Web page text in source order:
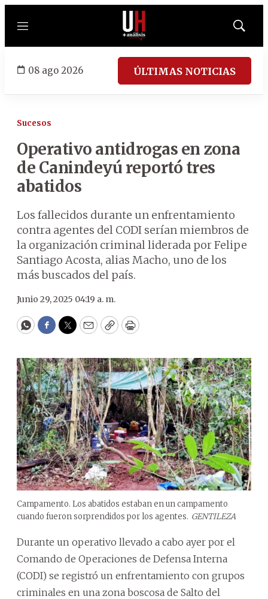
Menú
Mostrar
08 ago 2026 ÚLTIMAS NOTICIAS
Sucesos
Operativo antidrogas en zona
de Canindeyú reportó tres
abatidos
Los fallecidos durante un enfrentamiento
contra agentes del CODI serían miembros de
la organización criminal liderada por Felipe
Santiago Acosta, alias Macho, uno de los
más buscados del país.
Junio 29, 2025 04:19 a. m.
WhatsApp
Facebook
Twitter
EmailCopyPrint
Campamento. Los abatidos estaban en un campamento
cuando fueron sorprendidos por los agentes. GENTILEZA
Durante un operativo llevado a cabo ayer por el
Comando de Operaciones de Defensa Interna
(CODI) se registró un enfrentamiento con grupos
criminales en una zona boscosa de Salto del